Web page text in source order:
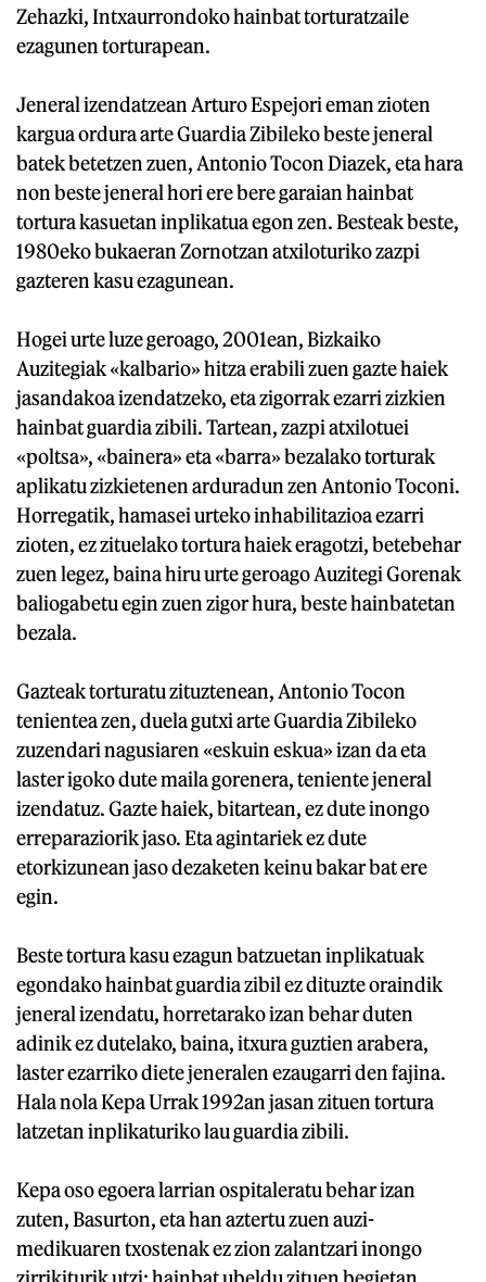
Zehazki, Intxaurrondoko hainbat torturatzaile
ezagunen torturapean.
Jeneral izendatzean Arturo Espejori eman zioten
kargua ordura arte Guardia Zibileko beste jeneral
batek betetzen zuen, Antonio Tocon Diazek, eta hara
non beste jeneral hori ere bere garaian hainbat
tortura kasuetan inplikatua egon zen. Besteak beste,
1980eko bukaeran Zornotzan atxiloturiko zazpi
gazteren kasu ezagunean.
Hogei urte luze geroago, 2001ean, Bizkaiko
Auzitegiak «kalbario» hitza erabili zuen gazte haiek
jasandakoa izendatzeko, eta zigorrak ezarri zizkien
hainbat guardia zibili. Tartean, zazpi atxilotuei
«poltsa», «bainera» eta «barra» bezalako torturak
aplikatu zizkietenen arduradun zen Antonio Toconi.
Horregatik, hamasei urteko inhabilitazioa ezarri
zioten, ez zituelako tortura haiek eragotzi, betebehar
zuen legez, baina hiru urte geroago Auzitegi Gorenak
baliogabetu egin zuen zigor hura, beste hainbatetan
bezala.
Gazteak torturatu zituztenean, Antonio Tocon
tenientea zen, duela gutxi arte Guardia Zibileko
zuzendari nagusiaren «eskuin eskua» izan da eta
laster igoko dute maila gorenera, teniente jeneral
izendatuz. Gazte haiek, bitartean, ez dute inongo
erreparaziorik jaso. Eta agintariek ez dute
etorkizunean jaso dezaketen keinu bakar bat ere
egin.
Beste tortura kasu ezagun batzuetan inplikatuak
egondako hainbat guardia zibil ez dituzte oraindik
jeneral izendatu, horretarako izan behar duten
adinik ez dutelako, baina, itxura guztien arabera,
laster ezarriko diete jeneralen ezaugarri den fajina.
Hala nola Kepa Urrak 1992an jasan zituen tortura
latzetan inplikaturiko lau guardia zibili.
Kepa oso egoera larrian ospitaleratu behar izan
zuten, Basurton, eta han aztertu zuen auzi-
medikuaren txostenak ez zion zalantzari inongo